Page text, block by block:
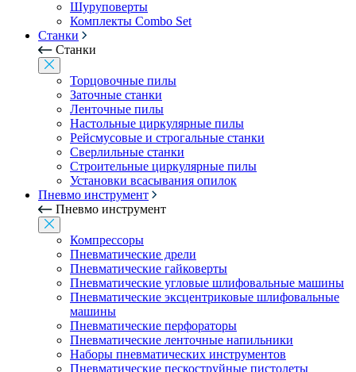
Шуруповерты
Комплекты Combo Set
Станки
Станки
Торцовочные пилы
Заточные станки
Ленточные пилы
Настольные циркулярные пилы
Рейсмусовые и строгальные станки
Сверлильные станки
Строительные циркулярные пилы
Установки всасывания опилок
Пневмо инструмент
Пневмо инструмент
Компрессоры
Пневматические дрели
Пневматические гайковерты
Пневматические угловые шлифовальные машины
Пневматические эксцентриковые шлифовальные
машины
Пневматические перфораторы
Пневматические ленточные напильники
Наборы пневматических инструментов
Пневматические пескоструйные пистолеты